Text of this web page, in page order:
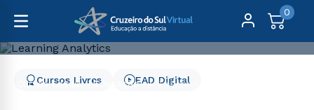
0
Cursos Livres Educação Learning Analytics
Cursos Livres EAD Digital